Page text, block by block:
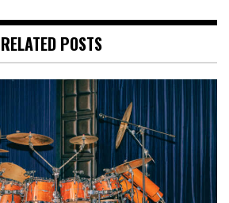
RELATED POSTS